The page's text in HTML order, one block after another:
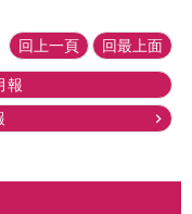
回上一頁 回最上面
報